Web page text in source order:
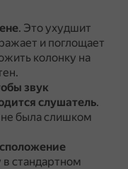
. Это ухудшит
и поглощает
колонку на
звук
слушатель.
была слишком
стандартном